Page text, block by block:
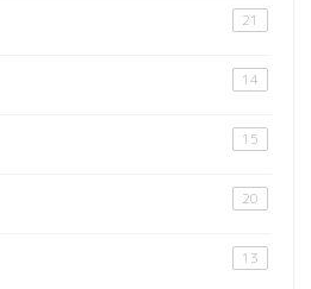
21
14
15
20
13